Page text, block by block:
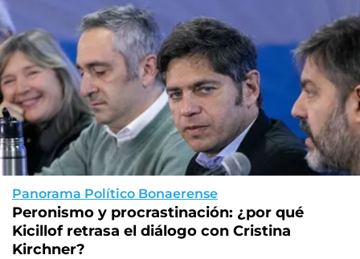
Panorama Político Bonaerense
Peronismo y procrastinación: ¿por qué
Kicillof retrasa el diálogo con Cristina
Kirchner?